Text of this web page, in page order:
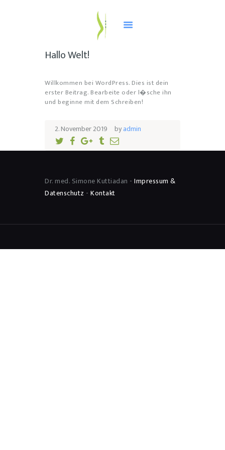
KONTAKT & ANFAHRT
Hallo Welt!
Willkommen bei WordPress. Dies ist dein
erster Beitrag. Bearbeite oder l�sche ihn
und beginne mit dem Schreiben!
2. November 2019 byadmin
Dr. med. Simone Kuttiadan - Impressum &
Datenschutz - Kontakt